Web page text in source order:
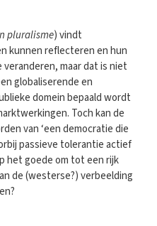
pluralisme) vindt
kunnen reflecteren en hun
maar dat is niet
globaliserende en
domein bepaald wordt
Toch kan de
van ‘een democratie die
passieve tolerantie actief
het goede om tot een rijk
de (westerse?) verbeelding